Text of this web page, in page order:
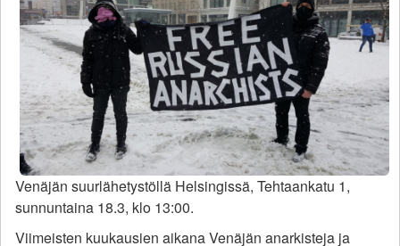
Venäjän suurlähetystöllä Helsingissä, Tehtaankatu 1,
sunnuntaina 18.3, klo 13:00.
Viimeisten kuukausien aikana Venäjän anarkisteja ja